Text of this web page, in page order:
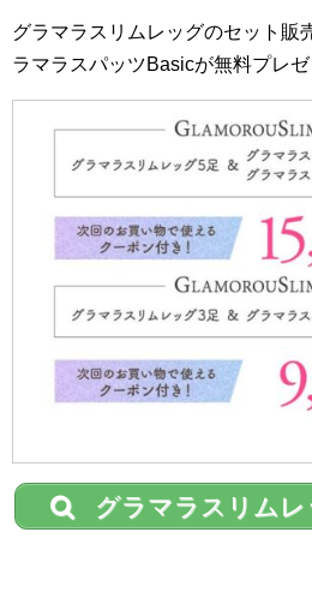
グラマラスリムレッグのセット販
ラマラスパッツBasicが無料プレゼ
グラマラスリムレ